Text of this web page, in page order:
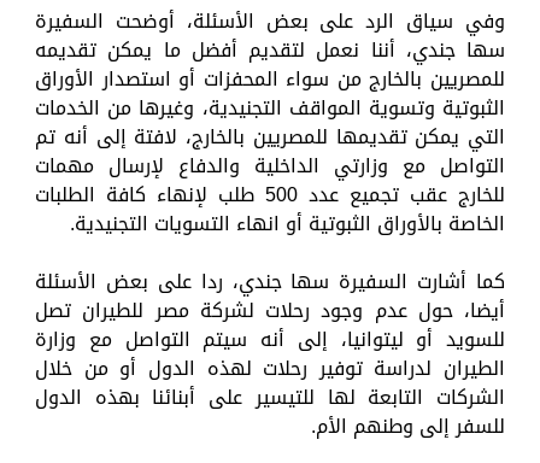
وفي سياق الرد على بعض الأسئلة، أوضحت السفيرة
سها جندي، أننا نعمل لتقديم أفضل ما يمكن تقديمه
للمصريين بالخارج من سواء المحفزات أو استصدار الأوراق
الثبوتية وتسوية المواقف التجنيدية، وغيرها من الخدمات
التي يمكن تقديمها للمصريين بالخارج، لافتة إلى أنه تم
التواصل مع وزارتي الداخلية والدفاع لإرسال مهمات
للخارج عقب تجميع عدد 500 طلب لإنهاء كافة الطلبات
الخاصة بالأوراق الثبوتية أو انهاء التسويات التجنيدية.
كما أشارت السفيرة سها جندي، ردا على بعض الأسئلة
أيضا، حول عدم وجود رحلات لشركة مصر للطيران تصل
للسويد أو ليتوانيا، إلى أنه سيتم التواصل مع وزارة
الطيران لدراسة توفير رحلات لهذه الدول أو من خلال
الشركات التابعة لها للتيسير على أبنائنا بهذه الدول
للسفر إلى وطنهم الأم.